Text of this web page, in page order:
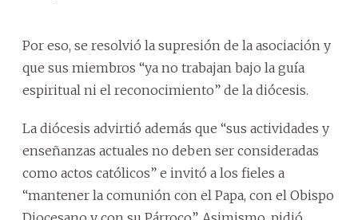
Por eso, se resolvió la supresión de la asociación y
que sus miembros “ya no trabajan bajo la guía
espiritual ni el reconocimiento” de la diócesis.
La diócesis advirtió además que “sus actividades y
enseñanzas actuales no deben ser consideradas
como actos católicos” e invitó a los fieles a
“mantener la comunión con el Papa, con el Obispo